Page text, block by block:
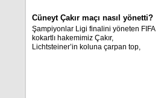
Cüneyt Çakır maçı nasıl yönetti?
​Şampiyonlar Ligi finalini yöneten FIFA
kokartlı hakemimiz Çakır,
Lichtsteiner’in koluna çarpan top,